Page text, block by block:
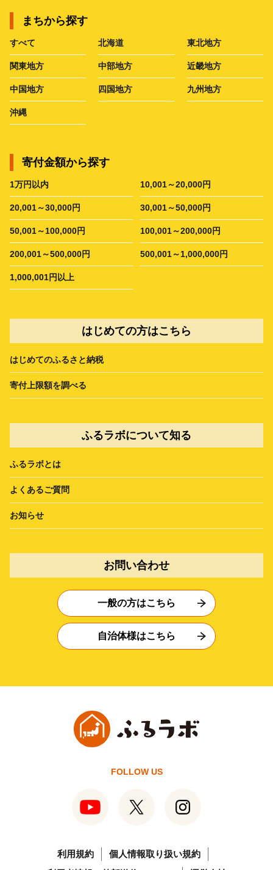
まちから探す
すべて 北海道 東北地方
関東地方 中部地方 近畿地方
中国地方 四国地方 九州地方
沖縄
寄付金額から探す
1万円以内 10,001～20,000円
20,001～30,000円 30,001～50,000円
50,001～100,000円 100,001～200,000円
200,001～500,000円 500,001～1,000,000円
1,000,001円以上
はじめての方はこちら
はじめてのふるさと納税
寄付上限額を調べる
ふるラボについて知る
ふるラボとは
よくあるご質問
お知らせ
お問い合わせ
一般の方はこちら
自治体様はこちら
FOLLOW US
利用規約
個人情報取り扱い規約